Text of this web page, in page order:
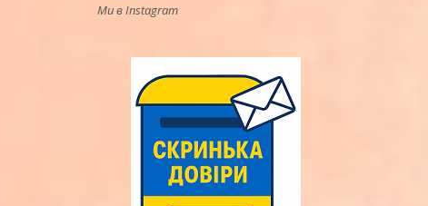
Ми в Instagram